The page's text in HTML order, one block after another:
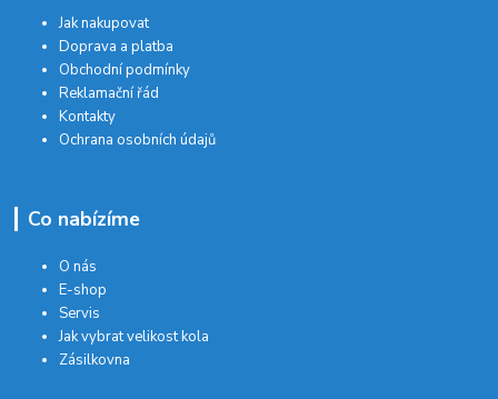
Jak nakupovat
Doprava a platba
Obchodní podmínky
Reklamační řád
Kontakty
Ochrana osobních údajů
Co nabízíme
O nás
E-shop
Servis
Jak vybrat velikost kola
Zásilkovna